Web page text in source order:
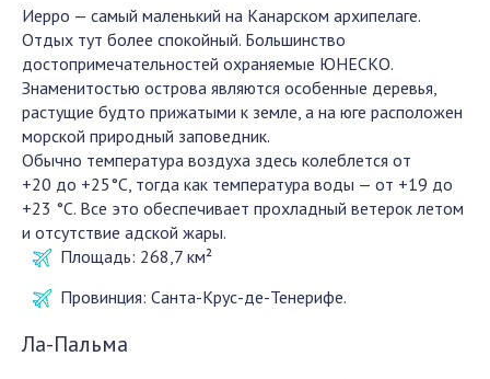
Иерро — самый маленький на Канарском архипелаге.
Отдых тут более спокойный. Большинство
достопримечательностей охраняемые ЮНЕСКО.
Знаменитостью острова являются особенные деревья,
растущие будто прижатыми к земле, а на юге расположен
морской природный заповедник.
Обычно температура воздуха здесь колеблется от
+20 до +25°С, тогда как температура воды — от +19 до
+23 °С. Все это обеспечивает прохладный ветерок летом
и отсутствие адской жары.
Площадь: 268,7 км²
Провинция: Санта-Крус-де-Тенерифе.
Ла-Пальма